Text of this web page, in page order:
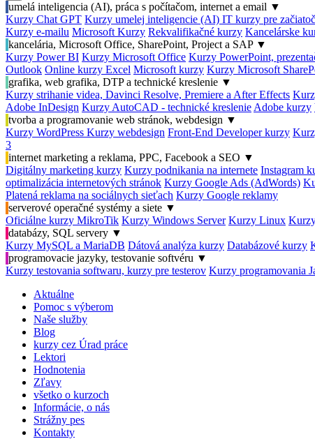
umelá inteligencia (AI), práca s počítačom, internet a email ▼
Kurzy Chat GPT Kurzy umelej inteligencie (AI) IT kurzy pre
Kurzy e-mailu Microsoft Kurzy Rekvalifikačné kurzy Kancelárske
kancelária, Microsoft Office, SharePoint, Project a SAP ▼
Kurzy Power BI Kurzy Microsoft Office Kurzy PowerPoint,
Outlook Online kurzy Excel Microsoft kurzy Kurzy Microsoft
grafika, web grafika, DTP a technické kreslenie ▼
Kurzy strihanie videa, Davinci Resolve, Premiere a After Effects
Adobe InDesign Kurzy AutoCAD - technické kreslenie Adobe kurzy
tvorba a programovanie web stránok, webdesign ▼
Kurzy WordPress Kurzy webdesign Front-End Developer kurzy
3
internet marketing a reklama, PPC, Facebook a SEO ▼
Digitálny marketing kurzy Kurzy podnikania na internete Instagram
optimalizácia internetových stránok Kurzy Google Ads (AdWords)
Platená reklama na sociálnych sieťach Kurzy Google reklamy
serverové operačné systémy a siete ▼
Oficiálne kurzy MikroTik Kurzy Windows Server Kurzy Linux
databázy, SQL servery ▼
Kurzy MySQL a MariaDB Dátová analýza kurzy Databázové kurzy
programovacie jazyky, testovanie softvéru ▼
Kurzy testovania softwaru, kurzy pre testerov Kurzy programovania
Aktuálne
Pomoc s výberom
Naše služby
Blog
kurzy cez Úrad práce
Lektori
Hodnotenia
Zľavy
všetko o kurzoch
Informácie, o nás
Strážny pes
Kontakty